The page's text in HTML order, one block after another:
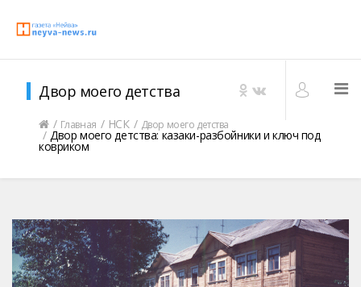
Двор моего детства
Главная НСК Двор моего детства
Двор моего детства: казаки-разбойники и ключ под
ковриком